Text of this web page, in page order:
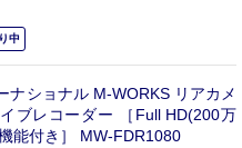
中
ナショナル M-WORKS リアカメ
ブレコーダー ［Full HD(200万
能付き］ MW-FDR1080